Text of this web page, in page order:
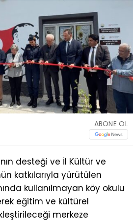
ABONE OL
desteği ve İl Kültür ve
katkılarıyla yürütülen
kullanılmayan köy okulu
eğitim ve kültürel
merkeze